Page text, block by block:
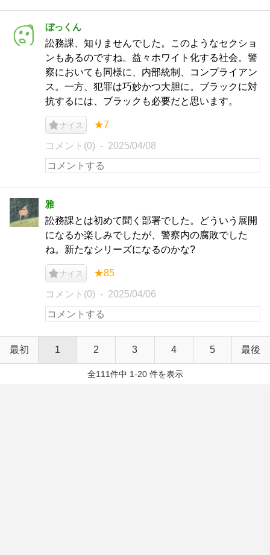
ぼっくん
訟務課、知りませんでした。このようなセクショ
ンもあるのですね。益々ホワイト化する社会。警
察においても同様に、内部統制、コンプライアン
ス。一方、犯罪は巧妙かつ大胆に。ブラックに対
抗するには、ブラックも必要だと思います。
ナイス ★7
コメント(0) 2025/04/08
雅
訟務課とは初めて聞く部署でした。どういう展開
になるか楽しみでしたが、警察内の腐敗でした
ね。新たなシリーズになるのかな?
ナイス ★85
コメント(0) 2025/04/06
最初 1 2 3 4 5 最後
全111件中 1-20 件を表示